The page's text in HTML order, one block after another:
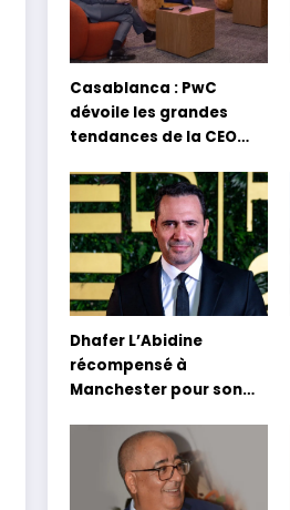
Casablanca : PwC
dévoile les grandes
tendances de la CEO
Dhafer L’Abidine
récompensé à
Manchester pour son